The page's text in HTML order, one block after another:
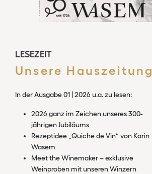
LESEZEIT
Unsere Hauszeitung
In der Ausgabe 01 | 2026 u.a. zu lesen:
2026 ganz im Zeichen unseres 300-
jährigen Jubiläums
Rezeptidee „Quiche de Vin“ von Karin
Wasem
Meet the Winemaker – exklusive
Weinproben mit unseren Winzern